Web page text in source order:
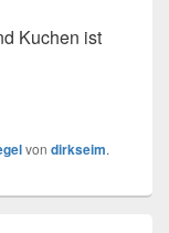
Kuchen ist
von dirkseim.